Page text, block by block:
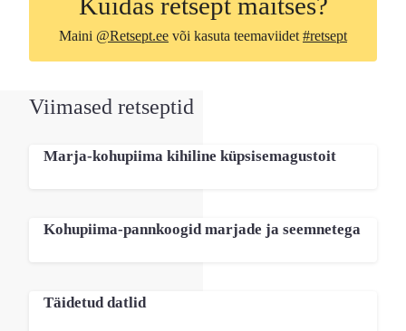
Maini @Retsept.ee või kasuta teemaviidet #retsept
Viimased retseptid
Marja-kohupiima kihiline küpsisemagustoit
Kohupiima-pannkoogid marjade ja seemnetega
Täidetud datlid